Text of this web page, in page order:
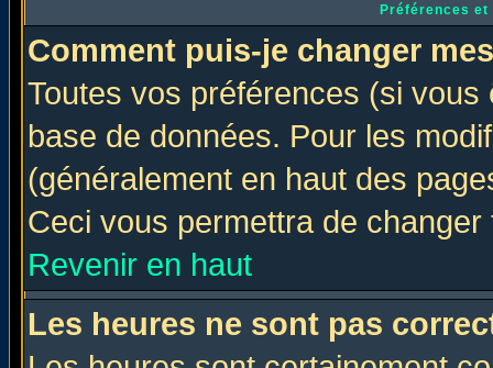
Préférences
Comment puis-je changer
Toutes vos préférences (si
base de données. Pour les
(généralement en haut des
Ceci vous permettra de
Revenir en haut
Les heures ne sont pas